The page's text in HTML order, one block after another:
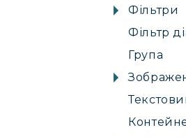
Фільтри
Фільтр
Група